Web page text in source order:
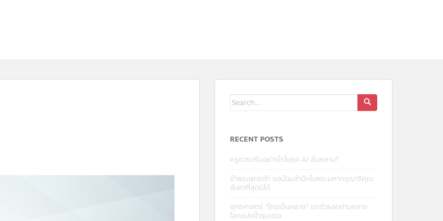
Search
for:
RECENT POSTS
ครูควรปรับอย่างไรในยุค AI ล้นหลาม?
ข้าพระพุทธเจ้า ขอน้อมสำนึกในพระมหากรุณาธิคุณ
อันหาที่สุดมิได้
ยุทธศาสตร์ “ไทยเป็นกลาง” เอาตัวรอดท่ามกลาง
โลกแบ่งขั้วรุนแรง